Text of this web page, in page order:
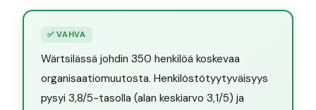
✅VAHVA
Wärtsilässä johdin 350 henkilöä koskevaa
organisaatiomuutosta. Henkilöstötyytyväisyys
pysyi 3,8/5-tasolla (alan keskiarvo 3,1/5) ja